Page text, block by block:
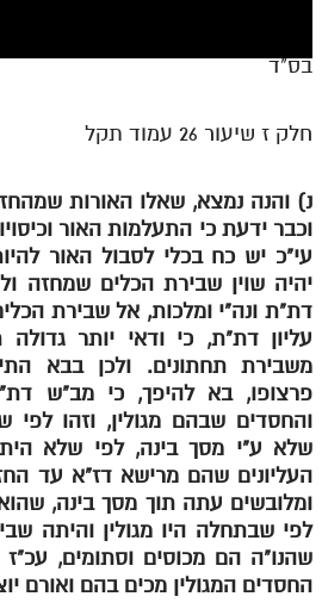
חלק יג
חלק טו
בית שער הכוונות
שידור חי
הזמן סט תע"ס
הזמן סט תלמוד עשר הספירות
ספרים להורדה
מנוע חיפוש בספרים
בס"ד
חלק ז שיעור 26 עמוד תקל
נ) והנה נמצא, שאלו האורות
וכבר ידעת כי התעלמות האור
עי"כ יש כח בכלי לסבול האור
יהיה שוין שבירת הכלים שמחזה
דת"ת ונה"י ומלכות, אל שבירת
עליון דת"ת, כי ודאי יותר
משבירת תחתונים. ולכן בבא
פרצופו, בא להיפך, כי מב"ש
והחסדים שבהם מגולין, וזהו
שלא ע"י מסך בינה, לפי שלא
העליונים שהם מרישא דז"א עד
ומלובשים עתה תוך מסך בינה,
לפי שבתחלה היו מגולין והיתה
שהנו"ה הם מכוסים וסתומים,
החסדים המגולין מכים בהם ואורם